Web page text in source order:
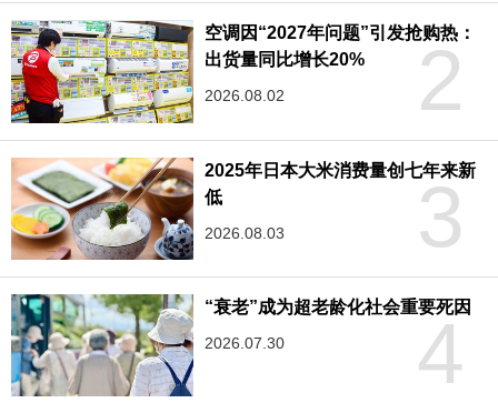
2
空调因“2027年问题”引发抢购热：
出货量同比增长20%
2026.08.02
3
2025年日本大米消费量创七年来新
低
2026.08.03
4
“衰老”成为超老龄化社会重要死因
2026.07.30